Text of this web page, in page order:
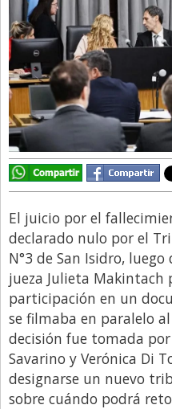
Directivos
Ecología y Ambiente
Economía
El Experto
El Innovador
El Precio Que Yo Ví
Entrevista
Entrevista Exclusiva
Finanzas
Gastronomia
Internacionales
La Opinión del Director
Legales
Libro de Quejas
El juicio por el
declarado nulo por el
N°3 de San Isidro,
jueza Julieta Makintach
participación en un
se filmaba en paralelo
decisión fue tomada
Savarino y Verónica Di
designarse un nuevo
sobre cuándo podrá